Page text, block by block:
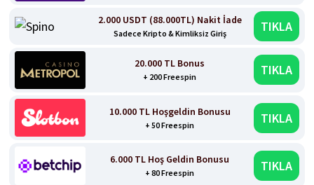
2.000 USDT (88.000TL) Nakit İade
Sadece Kripto & Kimliksiz Giriş TIKLA
20.000 TL Bonus
+ 200 Freespin TIKLA
10.000 TL Hoşgeldin Bonusu
+ 50 Freespin TIKLA
6.000 TL Hoş Geldin Bonusu
+ 80 Freespin TIKLA